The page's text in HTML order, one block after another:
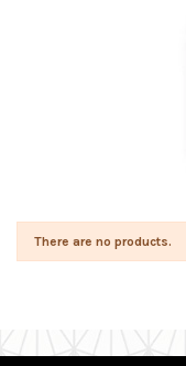
There are no products.